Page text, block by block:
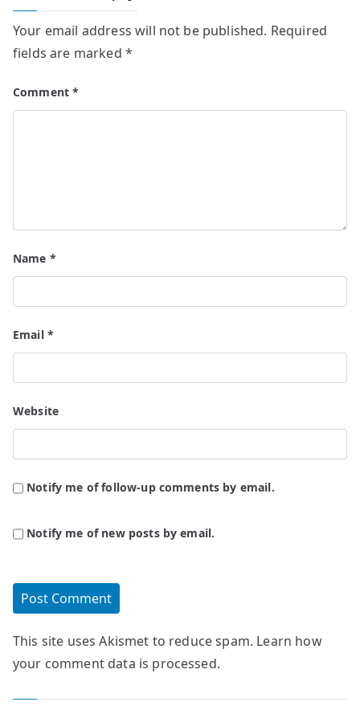
Your email address will not be published. Required
fields are marked *
Comment*
Name *
Email *
Website
Notify me of follow-up comments by email.
Notify me of new posts by email.
This site uses Akismet to reduce spam. Learn how
your comment data is processed.